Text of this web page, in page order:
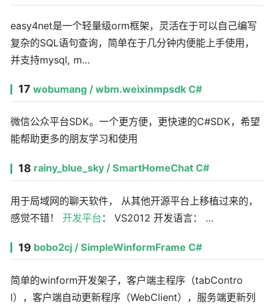
easy4net是一个轻量级orm框架，灵活在于可以自己编写
复杂的SQL语句查询，简单在于几分钟内便能上手使用，
并支持mysql, m…
17wobumang / wbm.weixinmpsdk C#
微信公众平台SDK。一个更方便，更快速的C#SDK，希望
能帮助更多的朋友学习和使用
18 rainy_blue_sky / SmartHomeChat C#
用于局域网的聊天软件， 从其他开源平台上移植过来的，
感觉不错！ 开发平台 ： VS2012 开发语言： …
19 bobo2cj / SimpleWinformFrame C#
简单的winform开发架子，客户端主程序（tabContro
l），客户端自动更新程序（WebClient），服务端更新列